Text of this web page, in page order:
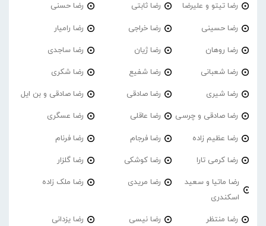
رضا تیتو و علیرضا رضا ثابتی رضا حسنی
رضا حسینی رضا خراجی رضا رامیار
رضا روهان رضا ژیان رضا ساجدی
رضا شعبانی رضا شفیع رضا شکری
رضا شیری رضا صادقی رضا صادقی و بن ایل
رضا صادقی و چرسی رضا عاقلی رضا عسگری
رضا عظیم زاده رضا فرجام رضا فرنام
رضا کرمی تارا رضا کوشکی رضا گلزار
رضا ماتیا و سعید
اسکندری
رضا مریدی رضا ملک زاده
رضا منتظر رضا نیسی رضا یزدانی